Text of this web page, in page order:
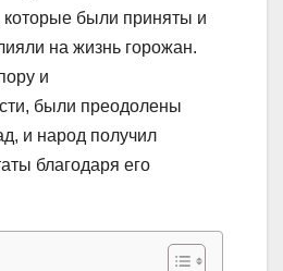
которые были приняты и
на жизнь горожан.
и
были преодолены
и народ получил
благодаря его